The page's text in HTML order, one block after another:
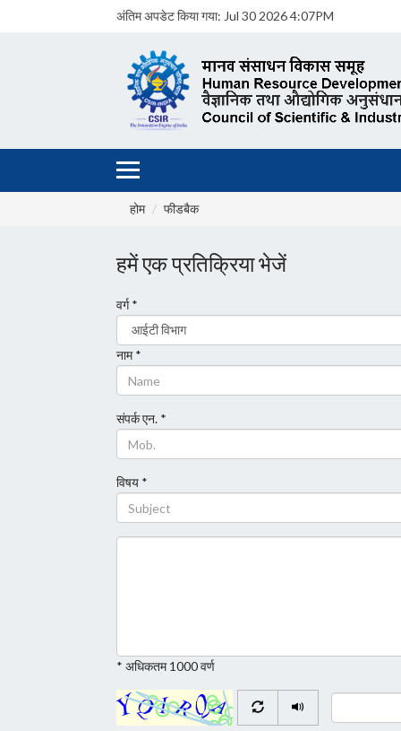
अंतिम अपडेट किया गया: Jul 30 2026 4:07PM
होम फीडबैक
हमें एक प्रतिक्रिया भेजें
वर्ग *
नाम *
संपर्क एन. *
विषय *
* अधिकतम 1000 वर्ण